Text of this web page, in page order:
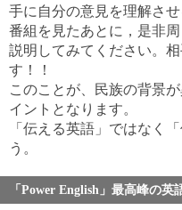
手に自分の意見を理解さ
番組を見たあとに，是非
説明してみてください。
す！！
このことが、民族の背景
イントとなります。
「伝える英語」ではなく
う。
「Power English」最高峰の英